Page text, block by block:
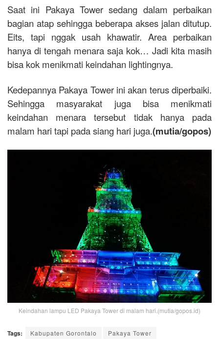
Saat ini Pakaya Tower sedang dalam perbaikan
bagian atap sehingga beberapa akses jalan ditutup.
Eits, tapi nggak usah khawatir. Area perbaikan
hanya di tengah menara saja kok… Jadi kita masih
bisa kok menikmati keindahan lightingnya.
Kedepannya Pakaya Tower ini akan terus diperbaiki.
Sehingga masyarakat juga bisa menikmati
keindahan menara tersebut tidak hanya pada
malam hari tapi pada siang hari juga.(mutia/gopos)
Keindahan lampu LED Pakaya Tower di malam hari.(mutia/gopos.id)
Tags: Kabupaten Gorontalo
Pakaya Tower